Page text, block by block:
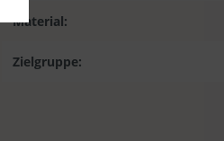
Material:
Zielgruppe: